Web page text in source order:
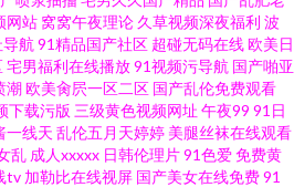
网站 窝窝午夜理论 久草视频深夜福利 波
航 91精品国产社区 超碰无码在线欧美日
宅男福利在线播放91视频污导航 国产啪亚
潮欧美肏屄一区二区 国产乱伦免费观看
下载污版 三级黄色视频网址 午夜99 91日
一线天 乱伦五月天婷婷 美腿丝袜在线观看
乱 成人xxxxx 日韩伦理片91色爱免费黄
tv 加勒比在线视屏 国产美女在线免费91